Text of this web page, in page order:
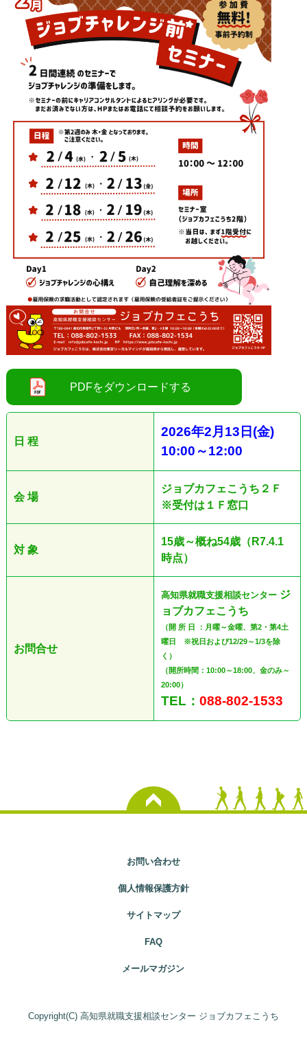
日 程
2026年2月13 日(金)
10:00 ～12:00
会 場
ジョブカフェこうち２Ｆ
※受付は１Ｆ窓口
対 象
15歳～概ね54歳（R7.4.1
時点）
お問合せ
高知県就職支援相談センター ジ
ョブカフェこうち
（開 所 日 ：月曜～金曜、第2・第4土
曜日 ※祝日および12/29～1/3を除
く）
（開所時間：10:00～18:00、金のみ～
20:00）
TEL： 088-802-1533
お問い合わせ
個人情報保護方針
サイトマップ
FAQ
メールマガジン
Copyright(C) 高知県就職支援相談センター ジョブカフェこうち